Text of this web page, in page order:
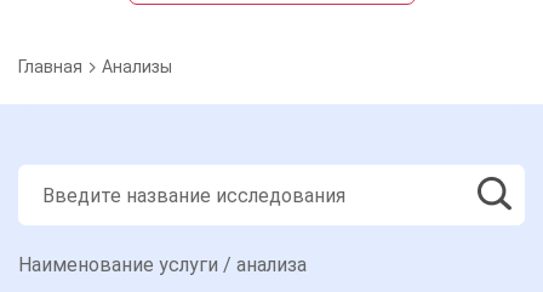
Главная Анализы
Наименование услуги / анализа